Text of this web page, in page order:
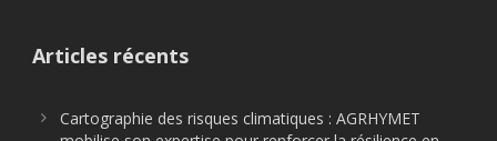
Articles récents
Cartographie des risques climatiques : AGRHYMET